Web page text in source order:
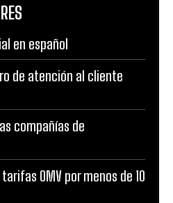
en español
de atención al cliente
compañías de
OMV por menos de 10